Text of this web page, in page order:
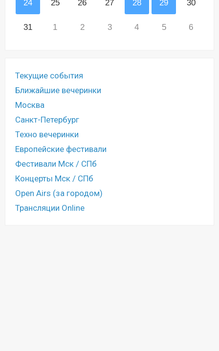
24 25 26 27 28 29 30
31 1 2 3 4 5 6
Текущие события
Ближайшие вечеринки
Москва
Санкт-Петербург
Техно вечеринки
Европейские фестивали
Фестивали Мск / СПб
Концерты Мск / СПб
Open Airs (за городом)
Трансляции Online